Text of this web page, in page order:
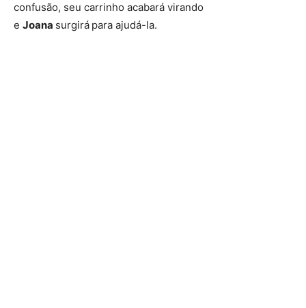
confusão, seu carrinho acabará virando
e Joana surgirá para ajudá-la.